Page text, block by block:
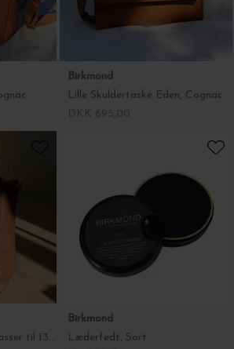
Birkmond
Lille Skuldertaske Eden, Cognac
Martina, brun taske passer til 13-16 tommer computer
Birkmond
Læderfedt, Sort